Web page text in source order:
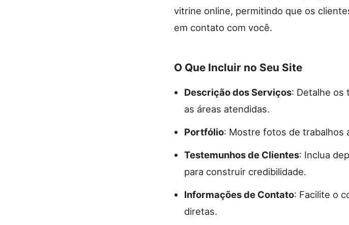
vitrine online, permitindo que os
em contato com você.
O Que Incluir no Seu Site
Descrição dos Serviços: Detalhe os
as áreas atendidas.
Portfólio: Mostre fotos de trabalhos
Testemunhos de Clientes: Inclua
para construir credibilidade.
Informações de Contato: Facilite o
diretas.